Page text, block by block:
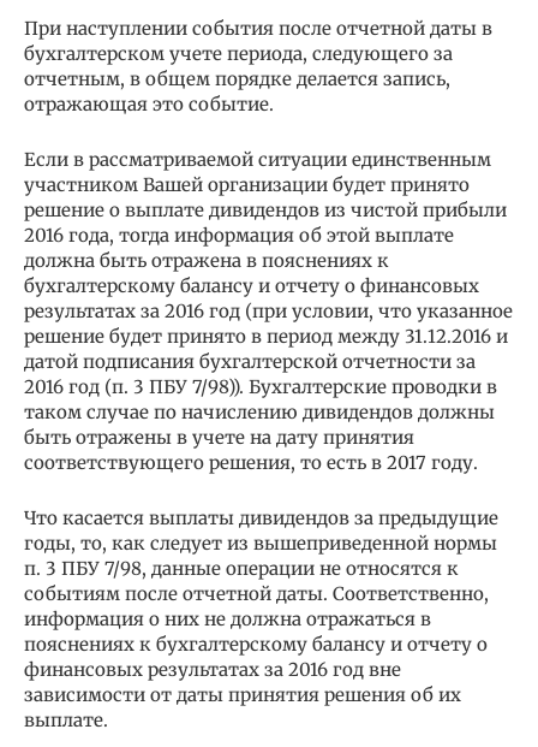
При наступлении события после отчетной даты в
бухгалтерском учете периода, следующего за
отчетным, в общем порядке делается запись,
отражающая это событие.
Если в рассматриваемой ситуации единственным
участником Вашей организации будет принято
решение о выплате дивидендов из чистой прибыли
2016 года, тогда информация об этой выплате
должна быть отражена в пояснениях к
бухгалтерскому балансу и отчету о финансовых
результатах за 2016 год (при условии, что указанное
решение будет принято в период между 31.12.2016 и
датой подписания бухгалтерской отчетности за
2016 год (п. 3 ПБУ 7/98)). Бухгалтерские проводки в
таком случае по начислению дивидендов должны
быть отражены в учете на дату принятия
соответствующего решения, то есть в 2017 году.
Что касается выплаты дивидендов за предыдущие
годы, то, как следует из вышеприведенной нормы
п. 3 ПБУ 7/98, данные операции не относятся к
событиям после отчетной даты. Соответственно,
информация о них не должна отражаться в
пояснениях к бухгалтерскому балансу и отчету о
финансовых результатах за 2016 год вне
зависимости от даты принятия решения об их
выплате.